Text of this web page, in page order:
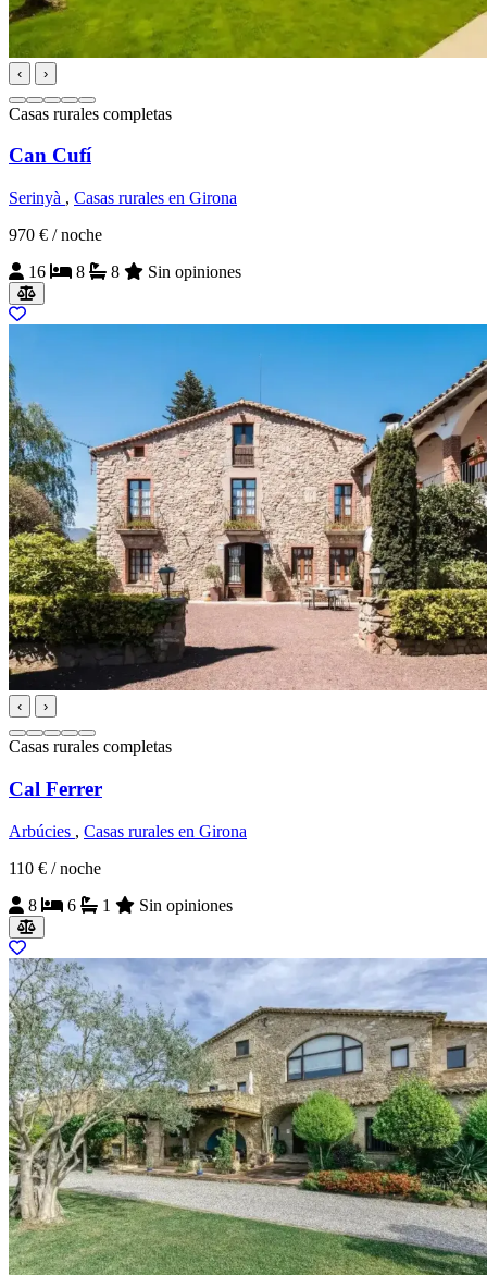
‹ ›
Casas rurales completas
Can Cufí
Serinyà , Casas rurales en Girona
970 € / noche
16
8 8 Sin opiniones
‹ ›
Casas rurales completas
Cal Ferrer
Arbúcies , Casas rurales en Girona
110 € / noche
8
6 1 Sin opiniones